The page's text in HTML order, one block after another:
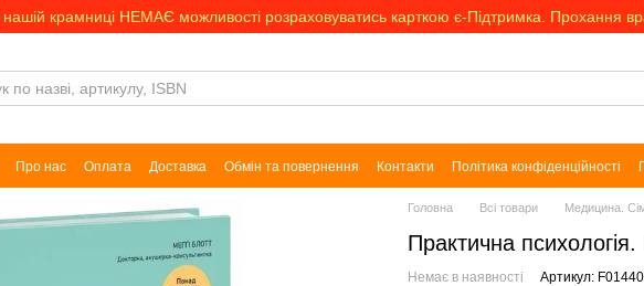
крамниці НЕМАЄ можливості розраховуватись карткою є-Підтримка. Прохання
Про нас Оплата Доставка Обмін та повернення Контакти Політика конфіденційності
Головна Всі товари Медицина.
Практична психологія.
Немає в наявності Артикул: